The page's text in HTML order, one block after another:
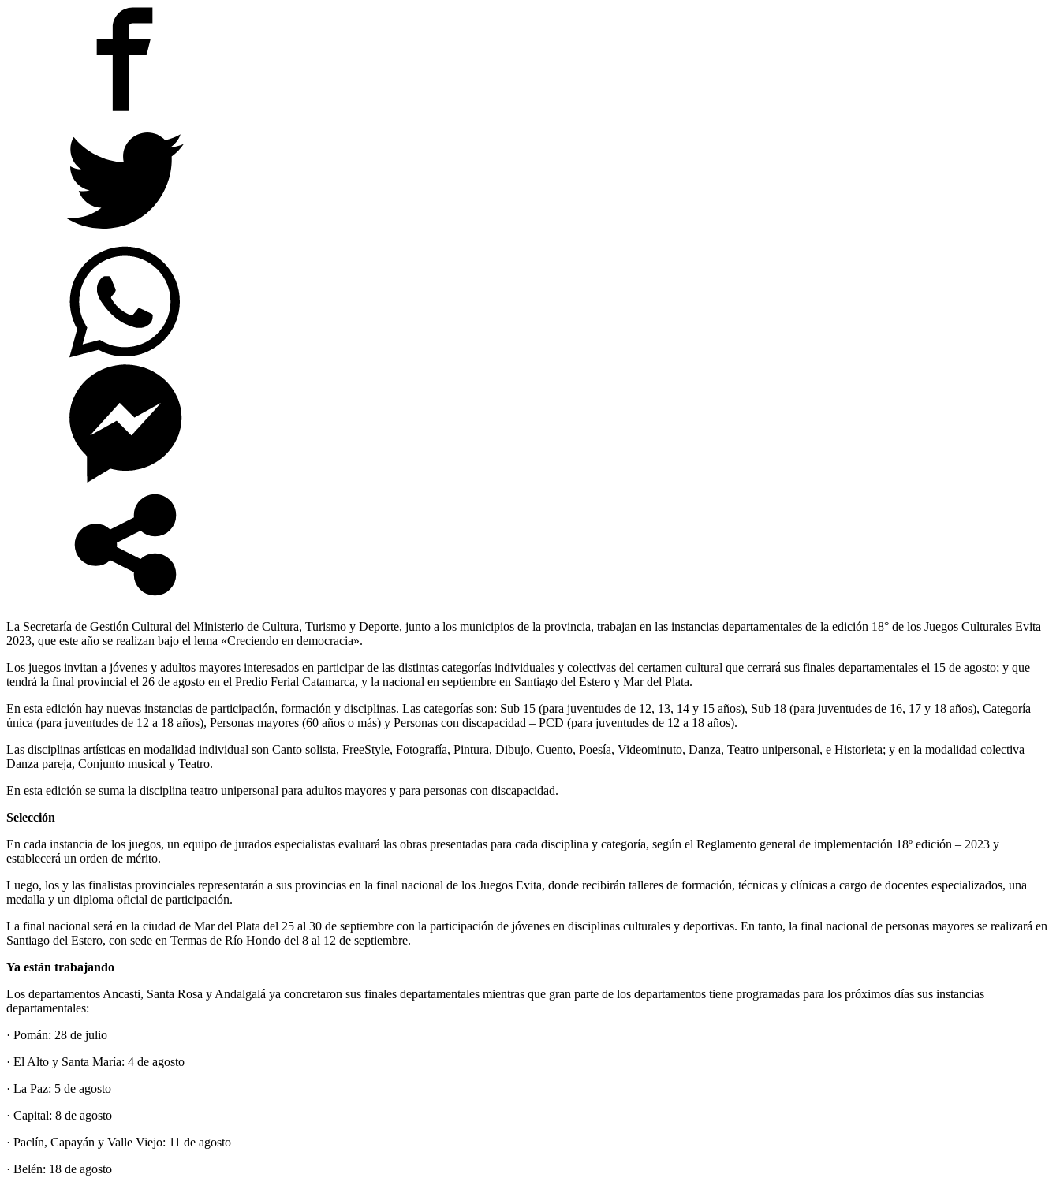
La Secretaría de Gestión Cultural del Ministerio de Cultura, Turismo y Deporte, junto a los municipios de la provincia, trabajan en las instancias departamentales de la edición 18° de los Juegos Culturales Evita
2023, que este año se realizan bajo el lema «Creciendo en democracia».
Los juegos invitan a jóvenes y adultos mayores interesados en participar de las distintas categorías individuales y colectivas del certamen cultural que cerrará sus finales departamentales el 15 de agosto; y que
tendrá la final provincial el 26 de agosto en el Predio Ferial Catamarca, y la nacional en septiembre en Santiago del Estero y Mar del Plata.
En esta edición hay nuevas instancias de participación, formación y disciplinas. Las categorías son: Sub 15 (para juventudes de 12, 13, 14 y 15 años), Sub 18 (para juventudes de 16, 17 y 18 años), Categoría
única (para juventudes de 12 a 18 años), Personas mayores (60 años o más) y Personas con discapacidad – PCD (para juventudes de 12 a 18 años).
Las disciplinas artísticas en modalidad individual son Canto solista, FreeStyle, Fotografía, Pintura, Dibujo, Cuento, Poesía, Videominuto, Danza, Teatro unipersonal, e Historieta; y en la modalidad colectiva
Danza pareja, Conjunto musical y Teatro.
En esta edición se suma la disciplina teatro unipersonal para adultos mayores y para personas con discapacidad.
Selección
En cada instancia de los juegos, un equipo de jurados especialistas evaluará las obras presentadas para cada disciplina y categoría, según el Reglamento general de implementación 18º edición – 2023 y
establecerá un orden de mérito.
Luego, los y las finalistas provinciales representarán a sus provincias en la final nacional de los Juegos Evita, donde recibirán talleres de formación, técnicas y clínicas a cargo de docentes especializados, una
medalla y un diploma oficial de participación.
La final nacional será en la ciudad de Mar del Plata del 25 al 30 de septiembre con la participación de jóvenes en disciplinas culturales y deportivas. En tanto, la final nacional de personas mayores se realizará en
Santiago del Estero, con sede en Termas de Río Hondo del 8 al 12 de septiembre.
Ya están trabajando
Los departamentos Ancasti, Santa Rosa y Andalgalá ya concretaron sus finales departamentales mientras que gran parte de los departamentos tiene programadas para los próximos días sus instancias
departamentales:
· Pomán: 28 de julio
· El Alto y Santa María: 4 de agosto
· La Paz: 5 de agosto
· Capital: 8 de agosto
· Paclín, Capayán y Valle Viejo: 11 de agosto
· Belén: 18 de agosto